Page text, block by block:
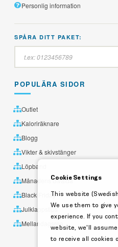
Personlig information
SPÅRA DITT PAKET:
POPULÄRA SIDOR
Outlet
Kaloriräknare
Blogg
Vikter & skivstänger
Löpband
Månadens utvalda
Black Friday
Julklappstips
Mellandagsrea
Cookie Settings
This website
We use them to give
experience. If you
website, we'll
to receive all cookies